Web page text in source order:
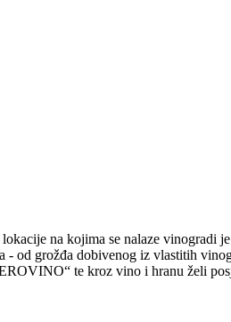
na kojima se nalaze vinogradi
od grožđa dobivenog iz vlastitih
te kroz vino i hranu želi